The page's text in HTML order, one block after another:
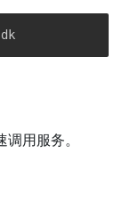
用服务。